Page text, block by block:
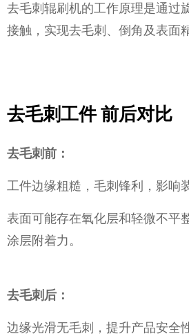
去毛刺辊刷机的工作原理是通过
接触，实现去毛刺、倒角及表面
去毛刺工件 前后对比
去毛刺前：
工件边缘粗糙，毛刺锋利，影响
表面可能存在氧化层和轻微不平
涂层附着力。
去毛刺后：
边缘光滑无毛刺，提升产品安全性